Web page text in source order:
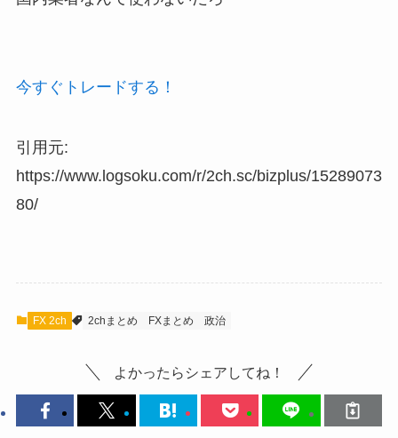
今すぐトレードする！
引用元:
https://www.logsoku.com/r/2ch.sc/bizplus/15289073
80/
FX 2ch 2chまとめ FXまとめ 政治
よかったらシェアしてね！